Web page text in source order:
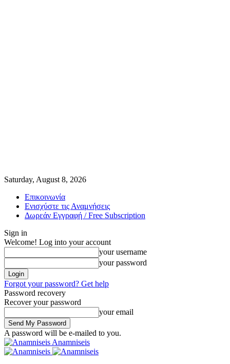
Saturday, August 8, 2026
Επικοινωνία
Ενισχύστε τις Αναμνήσεις
Δωρεάν Εγγραφή / Free Subscription
Sign in
Welcome! Log into your account
your username
your password
Forgot your password? Get help
Password recovery
Recover your password
your email
A password will be e-mailed to you.
Anamniseis